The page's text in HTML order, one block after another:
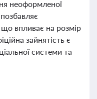
неоформленої
що впливає на розмір
зайнятість є
системи та